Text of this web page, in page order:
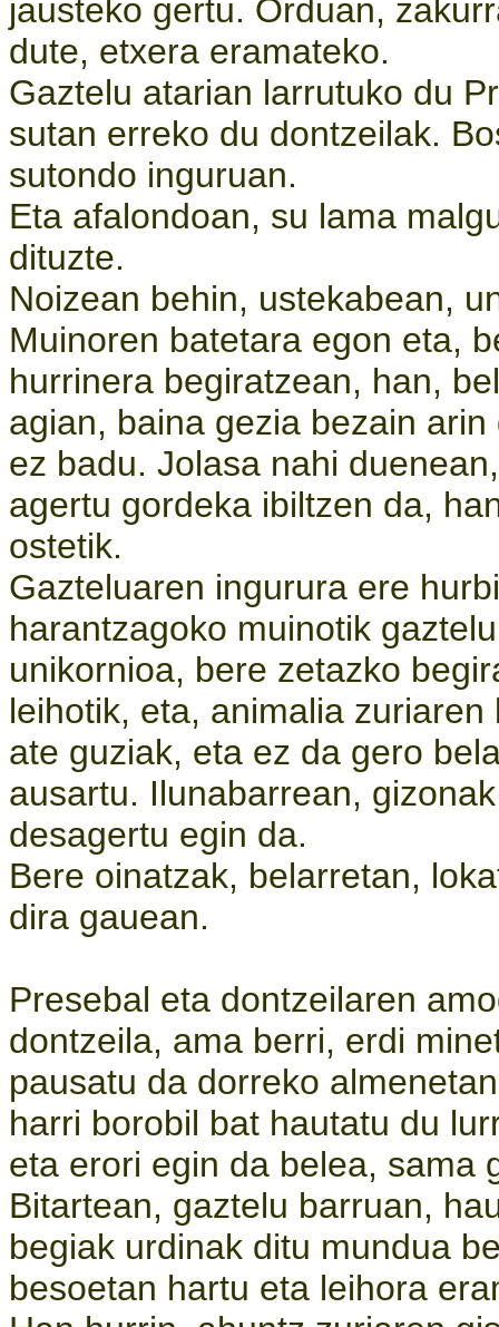
jausteko gertu. Orduan,
dute, etxera eramateko.
Gaztelu atarian larrutuko du
sutan erreko du dontzeilak.
sutondo inguruan.
Eta afalondoan, su lama
dituzte.
Noizean behin, ustekabean,
Muinoren batetara egon eta,
hurrinera begiratzean, han,
agian, baina gezia bezain
ez badu. Jolasa nahi
agertu gordeka ibiltzen da,
ostetik.
Gazteluaren ingurura ere
harantzagoko muinotik
unikornioa, bere zetazko
leihotik, eta, animalia
ate guziak, eta ez da gero
ausartu. Ilunabarrean,
desagertu egin da.
Bere oinatzak, belarretan,
dira gauean.
Presebal eta dontzeilaren
dontzeila, ama berri, erdi
pausatu da dorreko
harri borobil bat hautatu du
eta erori egin da belea, sama
Bitartean, gaztelu barruan,
begiak urdinak ditu mundua
besoetan hartu eta leihora